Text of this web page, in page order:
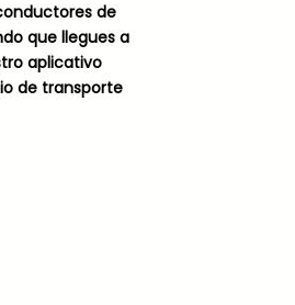
de
que llegues a
aplicativo
de transporte